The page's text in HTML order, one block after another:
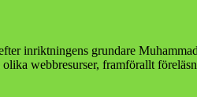
inriktningens grundare
webbresurser, framförallt